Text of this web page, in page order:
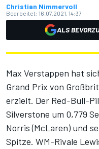
Christian Nimmervoll
Bearbeitet: 16.07.2021, 14:37
ALS
Max Verstappen hat
Grand Prix von
erzielt. Der Red-Bull-
Silverstone um 0,779
Norris (McLaren) und
Spitze. WM-Rivale